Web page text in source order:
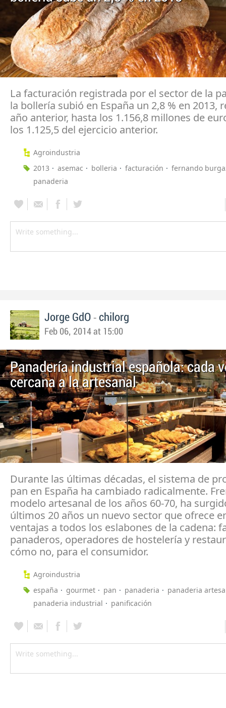
La facturación registrada por el sector de la
la bollería subió en España un 2,8 % en 2013,
año anterior, hasta los 1.156,8 millones de
los 1.125,5 del ejercicio anterior.
Agroindustria
2013
asemac bolleria facturación
fernando
panaderia
Jorge GdO - chilorg
Feb 06, 2014 at 15:00
Panadería industrial española: cada
cercana a la artesanal
Durante las últimas décadas, el sistema de
pan en España ha cambiado radicalmente.
modelo artesanal de los años 60-70, ha
últimos 20 años un nuevo sector que ofrece
ventajas a todos los eslabones de la cadena:
panaderos, operadores de hostelería y
cómo no, para el consumidor.
Agroindustria
españa
gourmet pan panaderia
panaderia
panaderia industrial
panificación